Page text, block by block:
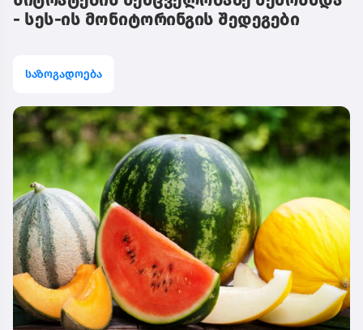
- სეს-ის მონიტორინგის შედეგები
საზოგადოება